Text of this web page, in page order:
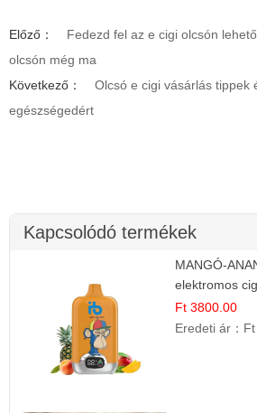
Előző：
Fedezd fel az e cigi olcsón
olcsón még ma
Következő：
Olcsó e cigi vásárlás tippek
egészségedért
Kapcsolódó termékek
MANGÓ-
elektromos
Ft 3800.00
Eredeti ár：